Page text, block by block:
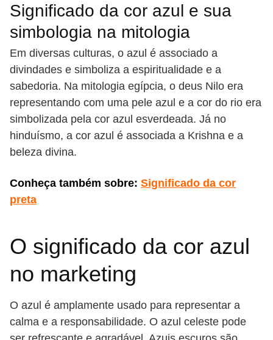
Significado da cor azul e sua
simbologia na mitologia
Em diversas culturas, o azul é associado a
divindades e simboliza a espiritualidade e a
sabedoria. Na mitologia egípcia, o deus Nilo era
representando com uma pele azul e a cor do rio era
simbolizada pela cor azul esverdeada. Já no
hinduísmo, a cor azul é associada a Krishna e a
beleza divina.
Conheça também sobre: Significado da cor
preta
O significado da cor azul
no marketing
O azul é amplamente usado para representar a
calma e a responsabilidade. O azul celeste pode